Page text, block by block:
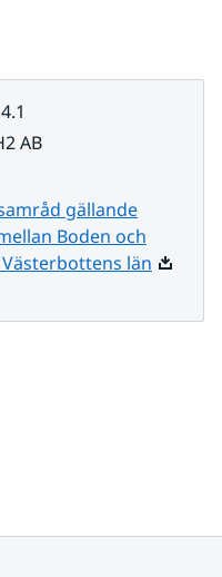
AB
gällande
Boden och
län Pdf,